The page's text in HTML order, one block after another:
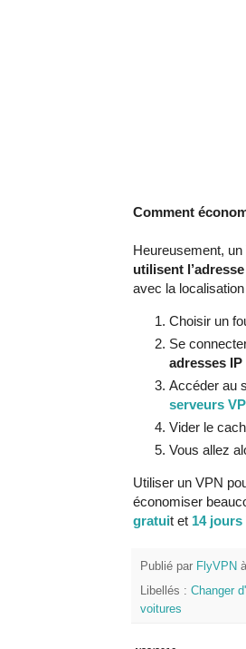
Comment
Heureusement,
utilisent
avec la
Choisir un
Se
adresses
Accéder au
serveurs
Vider le
Vous allez
Utiliser un VPN
économiser
gratuit et 14
Publié par FlyVPN
Libellés : Changer
voitures